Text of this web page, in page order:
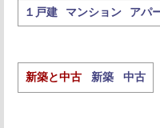
１戸建 マンション アパ
新築と中古 新築 中古